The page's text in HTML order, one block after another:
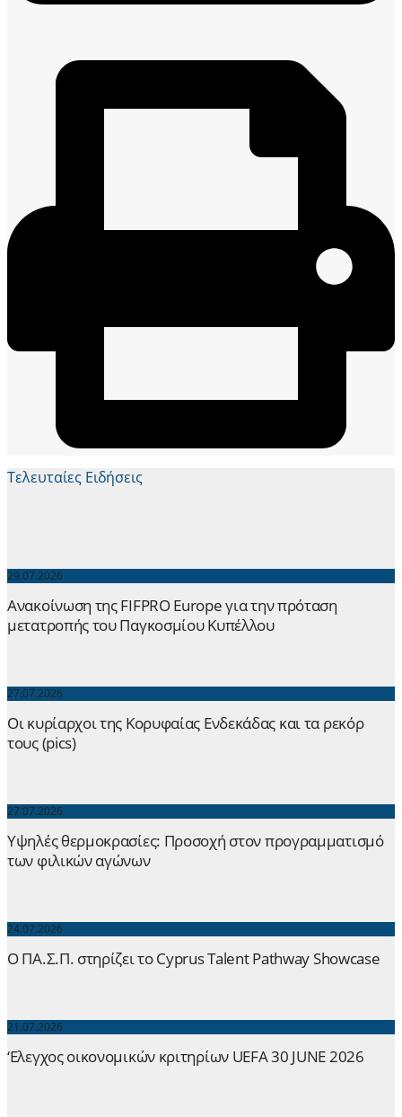
Τελευταίες Ειδήσεις
29.07.2026
Ανακοίνωση της FIFPRO Europe για την πρόταση
μετατροπής του Παγκοσμίου Κυπέλλου
27.07.2026
Οι κυρίαρχοι της Κορυφαίας Ενδεκάδας και τα ρεκόρ
τους (pics)
27.07.2026
Yψηλές θερμοκρασίες: Προσοχή στον προγραμματισμό
των φιλικών αγώνων
24.07.2026
Ο ΠΑ.Σ.Π. στηρίζει το Cyprus Talent Pathway Showcase
21.07.2026
‘Ελεγχος οικονομικών κριτηρίων UEFA 30 JUNE 2026